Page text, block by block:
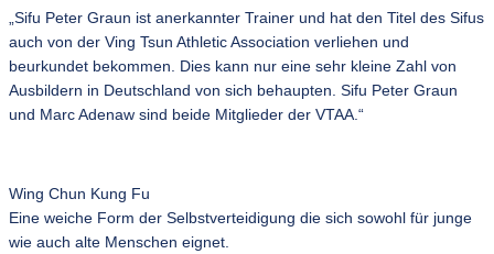
„Sifu Peter Graun ist anerkannter Trainer und hat den Titel des Sifus
auch von der Ving Tsun Athletic Association verliehen und
beurkundet bekommen. Dies kann nur eine sehr kleine Zahl von
Ausbildern in Deutschland von sich behaupten. Sifu Peter Graun
und Marc Adenaw sind beide Mitglieder der VTAA.“
Wing Chun Kung Fu
Eine weiche Form der Selbstverteidigung die sich sowohl für junge
wie auch alte Menschen eignet.